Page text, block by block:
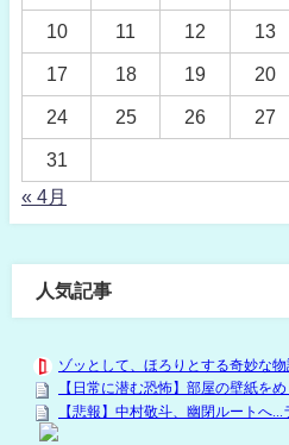
10 11 12 13
17 18 19 20
24 25 26 27
31
« 4月
人気記事